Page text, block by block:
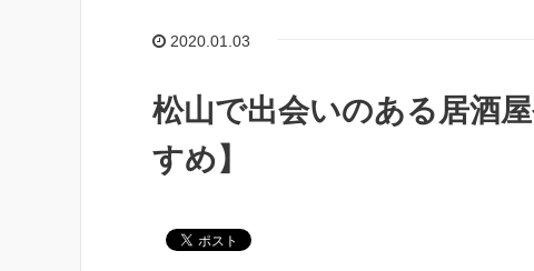
2020.01.03
松山で出会いのある居酒
すめ】